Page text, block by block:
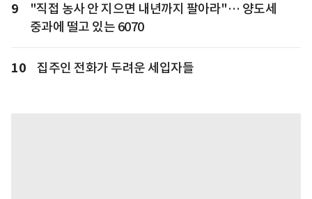
9
"직접 농사 안 지으면 내년까지 팔아라"… 양도세
중과에 떨고 있는 6070
10 집주인 전화가 두려운 세입자들